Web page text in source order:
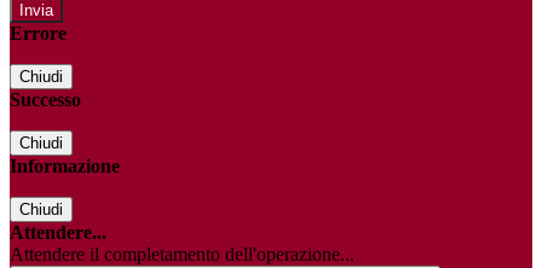
Errore
Chiudi
Successo
Chiudi
Informazione
Chiudi
Attendere...
Attendere il completamento dell'operazione...